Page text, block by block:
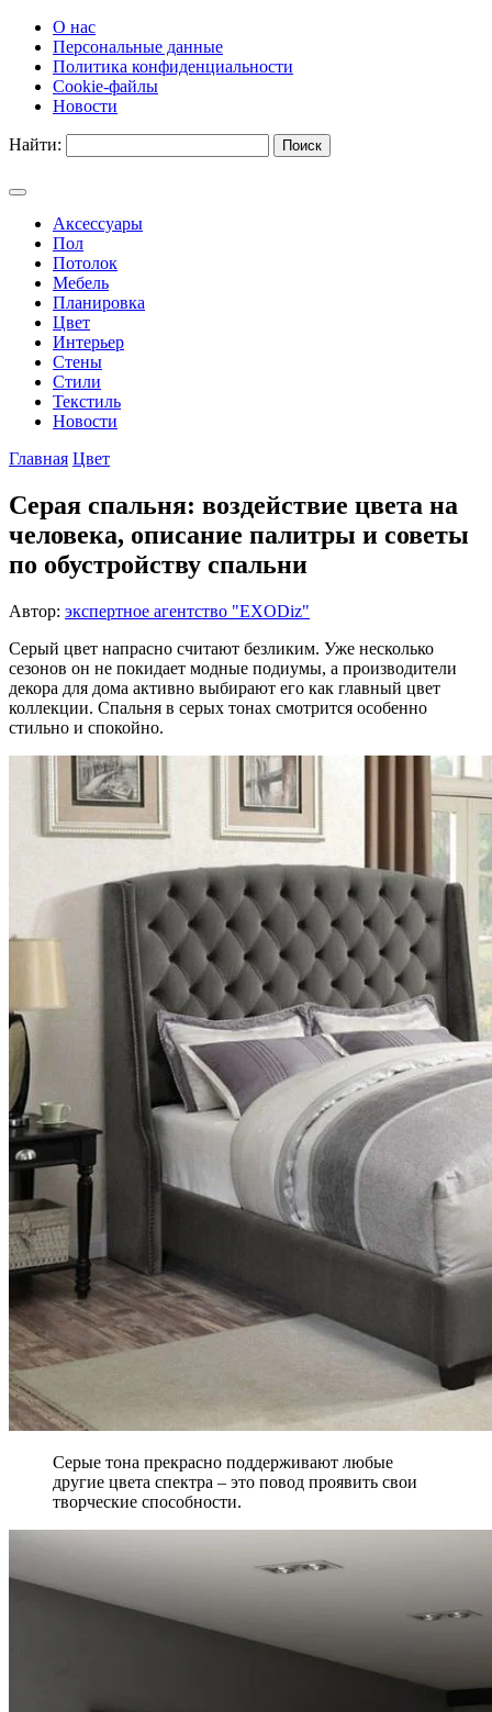
О нас
Персональные данные
Политика конфиденциальности
Cookie-файлы
Новости
Найти:
Аксессуары
Пол
Потолок
Мебель
Планировка
Цвет
Интерьер
Стены
Стили
Текстиль
Новости
Главная Цвет
Серая спальня: воздействие цвета на
человека, описание палитры и советы
по обустройству спальни
Автор: экспертное агентство "EXODiz"
Серый цвет напрасно считают безликим. Уже несколько
сезонов он не покидает модные подиумы, а производители
декора для дома активно выбирают его как главный цвет
коллекции. Спальня в серых тонах смотрится особенно
стильно и спокойно.
Серые тона прекрасно поддерживают любые
другие цвета спектра – это повод проявить свои
творческие способности.